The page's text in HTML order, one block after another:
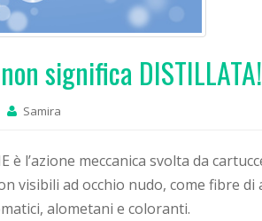
significa DISTILLATA!
Samira
è l’azione meccanica svolta da
visibili ad occhio nudo, come fibre
alometani e coloranti.